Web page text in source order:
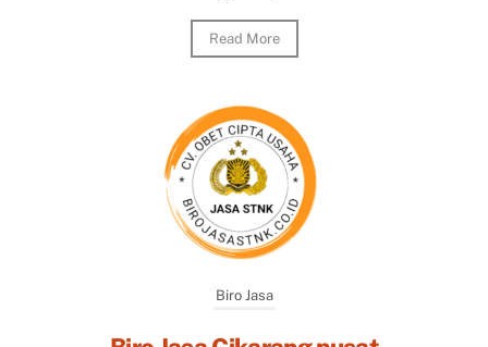
Read More
Biro Jasa